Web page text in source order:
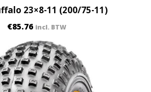
23×8-11 (200/75-11)
€85.76 incl. BTW